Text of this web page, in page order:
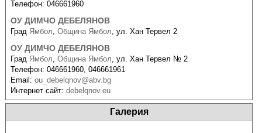
Телефон:046661960
ОУ ДИМЧО ДЕБЕЛЯНОВ
Град Ямбол,Община Ямбол,ул. Хан Тервел 2
ОУ ДИМЧО ДЕБЕЛЯНОВ
Град Ямбол,Община Ямбол,ул. Хан Тервел № 2
Телефон:046661960, 046661961
Email:ou_debelqnov@abv.bg
Интернет сайт:debelqnov.eu
Галерия